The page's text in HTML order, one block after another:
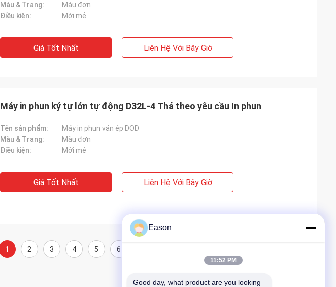
Màu & Trang:
Màu đơn
Điều kiện:
Mới mẻ
Giá Tốt Nhất Liên Hệ Với Bây Giờ
Máy in phun ký tự lớn tự động D32L-4 Thả theo yêu cầu In phun
Tên sản phẩm:
Máy in phun ván ép DOD
Màu & Trang:
Màu đơn
Điều kiện:
Mới mẻ
Giá Tốt Nhất Liên Hệ Với Bây Giờ
1 2 3 4 5 6
Eason
11:52 PM
Good day, what product are you looking